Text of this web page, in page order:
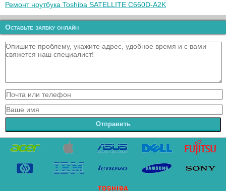
Ремонт ноутбука Toshiba SATELLITE C660D-A2K
Оставьте заявку онлайн
Отправить